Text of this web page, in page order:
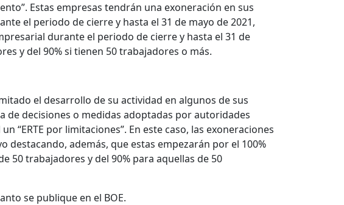
Estas empresas tendrán una exoneración en sus
el periodo de cierre y hasta el 31 de mayo de 2021,
durante el periodo de cierre y hasta el 31 de
y del 90% si tienen 50 trabajadores o más.
el desarrollo de su actividad en algunos de sus
de decisiones o medidas adoptadas por autoridades
“ERTE por limitaciones”. En este caso, las exoneraciones
destacando, además, que estas empezarán por el 100%
50 trabajadores y del 90% para aquellas de 50
se publique en el BOE.